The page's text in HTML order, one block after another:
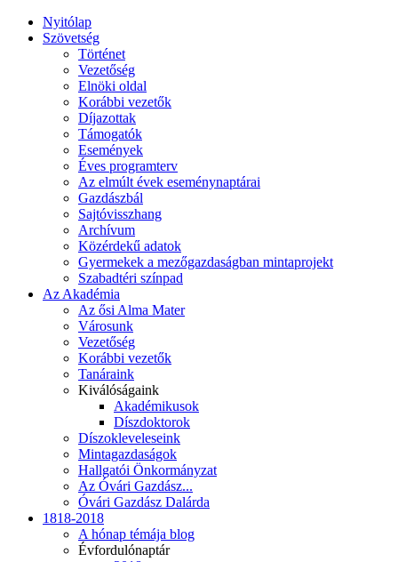
Nyitólap
Szövetség
Történet
Vezetőség
Elnöki oldal
Korábbi vezetők
Díjazottak
Támogatók
Események
Éves programterv
Az elmúlt évek eseménynaptárai
Gazdászbál
Sajtóvisszhang
Archívum
Közérdekű adatok
Gyermekek a mezőgazdaságban mintaprojekt
Szabadtéri színpad
Az Akadémia
Az ősi Alma Mater
Városunk
Vezetőség
Korábbi vezetők
Tanáraink
Kiválóságaink
Akadémikusok
Díszdoktorok
Díszokleveleseink
Mintagazdaságok
Hallgatói Önkormányzat
Az Óvári Gazdász...
Óvári Gazdász Dalárda
1818-2018
A hónap témája blog
Évfordulónaptár